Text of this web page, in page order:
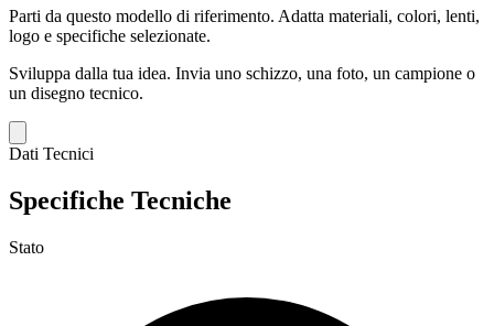
Parti da questo modello di riferimento. Adatta materiali, colori, lenti,
logo e specifiche selezionate.
Sviluppa dalla tua idea. Invia uno schizzo, una foto, un campione o
un disegno tecnico.
Dati Tecnici
Specifiche Tecniche
Stato